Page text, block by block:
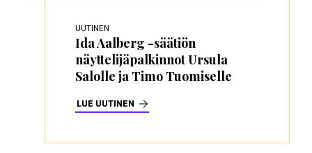
UUTINEN
Ida Aalberg -säätiön
näyttelijäpalkinnot Ursula
Salolle ja Timo Tuomiselle
LUE UUTINEN